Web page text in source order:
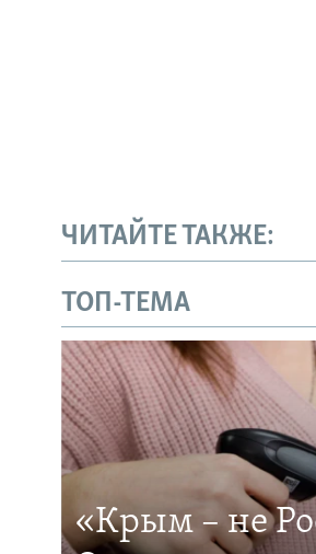
ЧИТАЙТЕ ТАКЖЕ:
ТОП-ТЕМА
«Крым – не